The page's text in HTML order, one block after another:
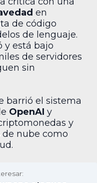
en
de código
de lenguaje.
y está bajo
de servidores
sin
barrió el sistema
OpenAI y
y
de nube como